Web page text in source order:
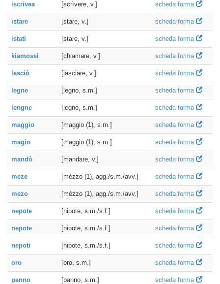
iscrivea [scrìvere, v.] scheda forma
istare [stare, v.] scheda forma
istati [stare, v.] scheda forma
kiamossi [chiamare, v.] scheda forma
lasciò [lasciare, v.] scheda forma
legne [legno, s.m.] scheda forma
lengne [legno, s.m.] scheda forma
maggio [maggio (1), s.m.] scheda forma
magio [maggio (1), s.m.] scheda forma
mandò [mandare, v.] scheda forma
meze [mèzzo (1), agg./s.m./avv.] scheda forma
mezo [mèzzo (1), agg./s.m./avv.] scheda forma
nepote [nipote, s.m./s.f.] scheda forma
nepote [nipote, s.m./s.f.] scheda forma
nepoti [nipote, s.m./s.f.] scheda forma
oro [oro, s.m.] scheda forma
panno [panno, s.m.] scheda forma